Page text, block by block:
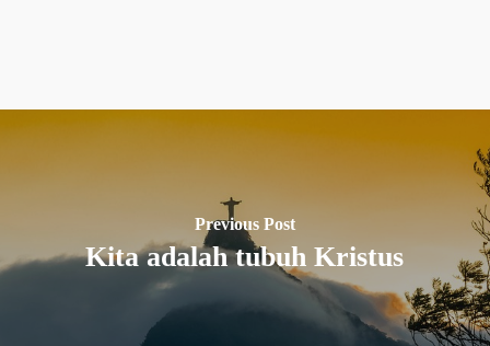
Previous Post
Kita adalah tubuh Kristus